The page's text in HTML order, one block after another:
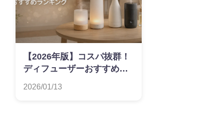
【2026年版】コスパ抜群！
ディフューザーおすすめラ
2026/01/13